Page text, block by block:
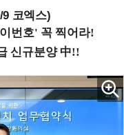
코엑스)